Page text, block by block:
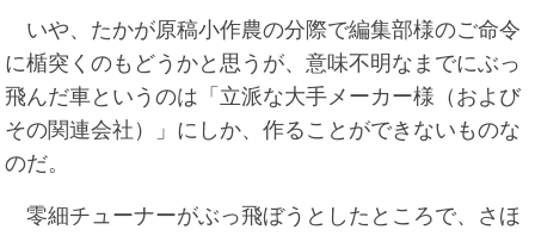
いや、たかが原稿小作農の分際で編集部様のご命令
に楯突くのもどうかと思うが、意味不明なまでにぶっ
飛んだ車というのは「立派な大手メーカー様（および
その関連会社）」にしか、作ることができないものな
のだ。
零細チューナーがぶっ飛ぼうとしたところで、さほ